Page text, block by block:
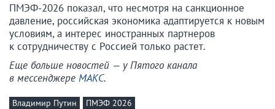
ПМЭФ-2026 показал, что несмотря на санкционное
давление, российская экономика адаптируется к новым
условиям, а интерес иностранных партнеров
к сотрудничеству с Россией только растет.
Еще больше новостей — у Пятого канала
в мессенджере МАКС.
Владимир Путин ПМЭФ 2026